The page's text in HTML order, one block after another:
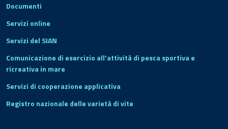
Documenti
Servizi online
Servizi del SIAN
Comunicazione di esercizio all'attività di pesca sportiva e
ricreativa in mare
Servizi di cooperazione applicativa
Registro nazionale delle varietà di vite